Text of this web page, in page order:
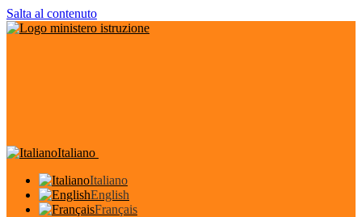
Salta al contenuto
Italiano
Italiano
English
Français